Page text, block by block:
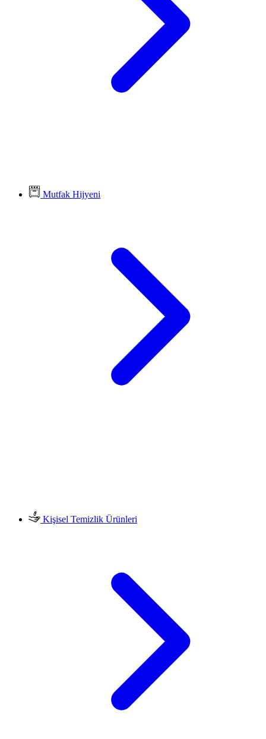
Mutfak Hijyeni
Kişisel Temizlik Ürünleri